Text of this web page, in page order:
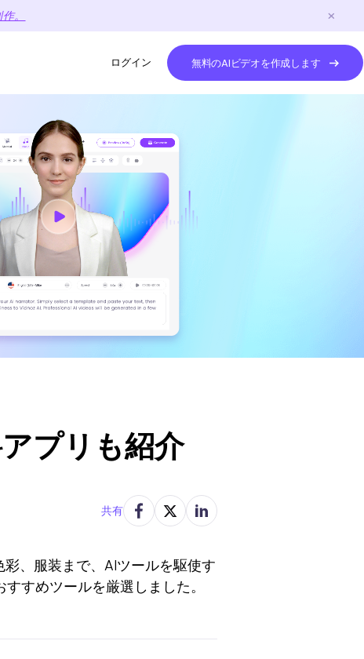
。
ログイン 無料のAIビデオを作成します
プリも紹介
共有
、服装まで、AIツールを駆使す
すめツールを厳選しました。